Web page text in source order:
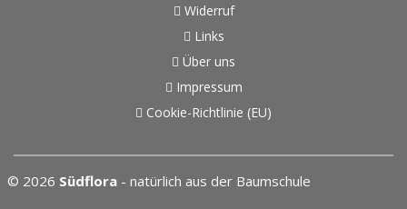
Widerruf
Links
Über uns
Impressum
Cookie-Richtlinie (EU)
© 2026 Südflora- natürlich aus der Baumschule